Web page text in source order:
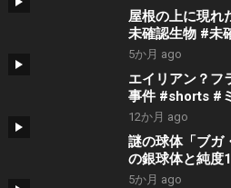
屋根の上に現
未確認生物 #未
5か月 ago
エイリアン？フ
事件 #shorts #
都市伝説
12か月 ago
謎の球体「ブガ
の銀球体と純度
る地球外知的生
5か月 ago